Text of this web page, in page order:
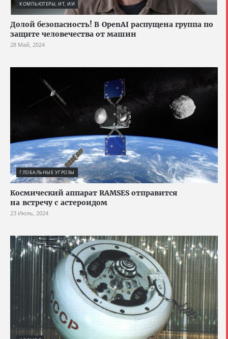
КОМПЬЮТЕРЫ, ИТ, ИИ
Долой безопасность! В OpenAI распущена группа по
защите человечества от машин
28 Май, 2024
ГЛОБАЛЬНЫЕ УГРОЗЫ
Космический аппарат RAMSES отправится
на встречу с астероидом
23 Июль, 2024